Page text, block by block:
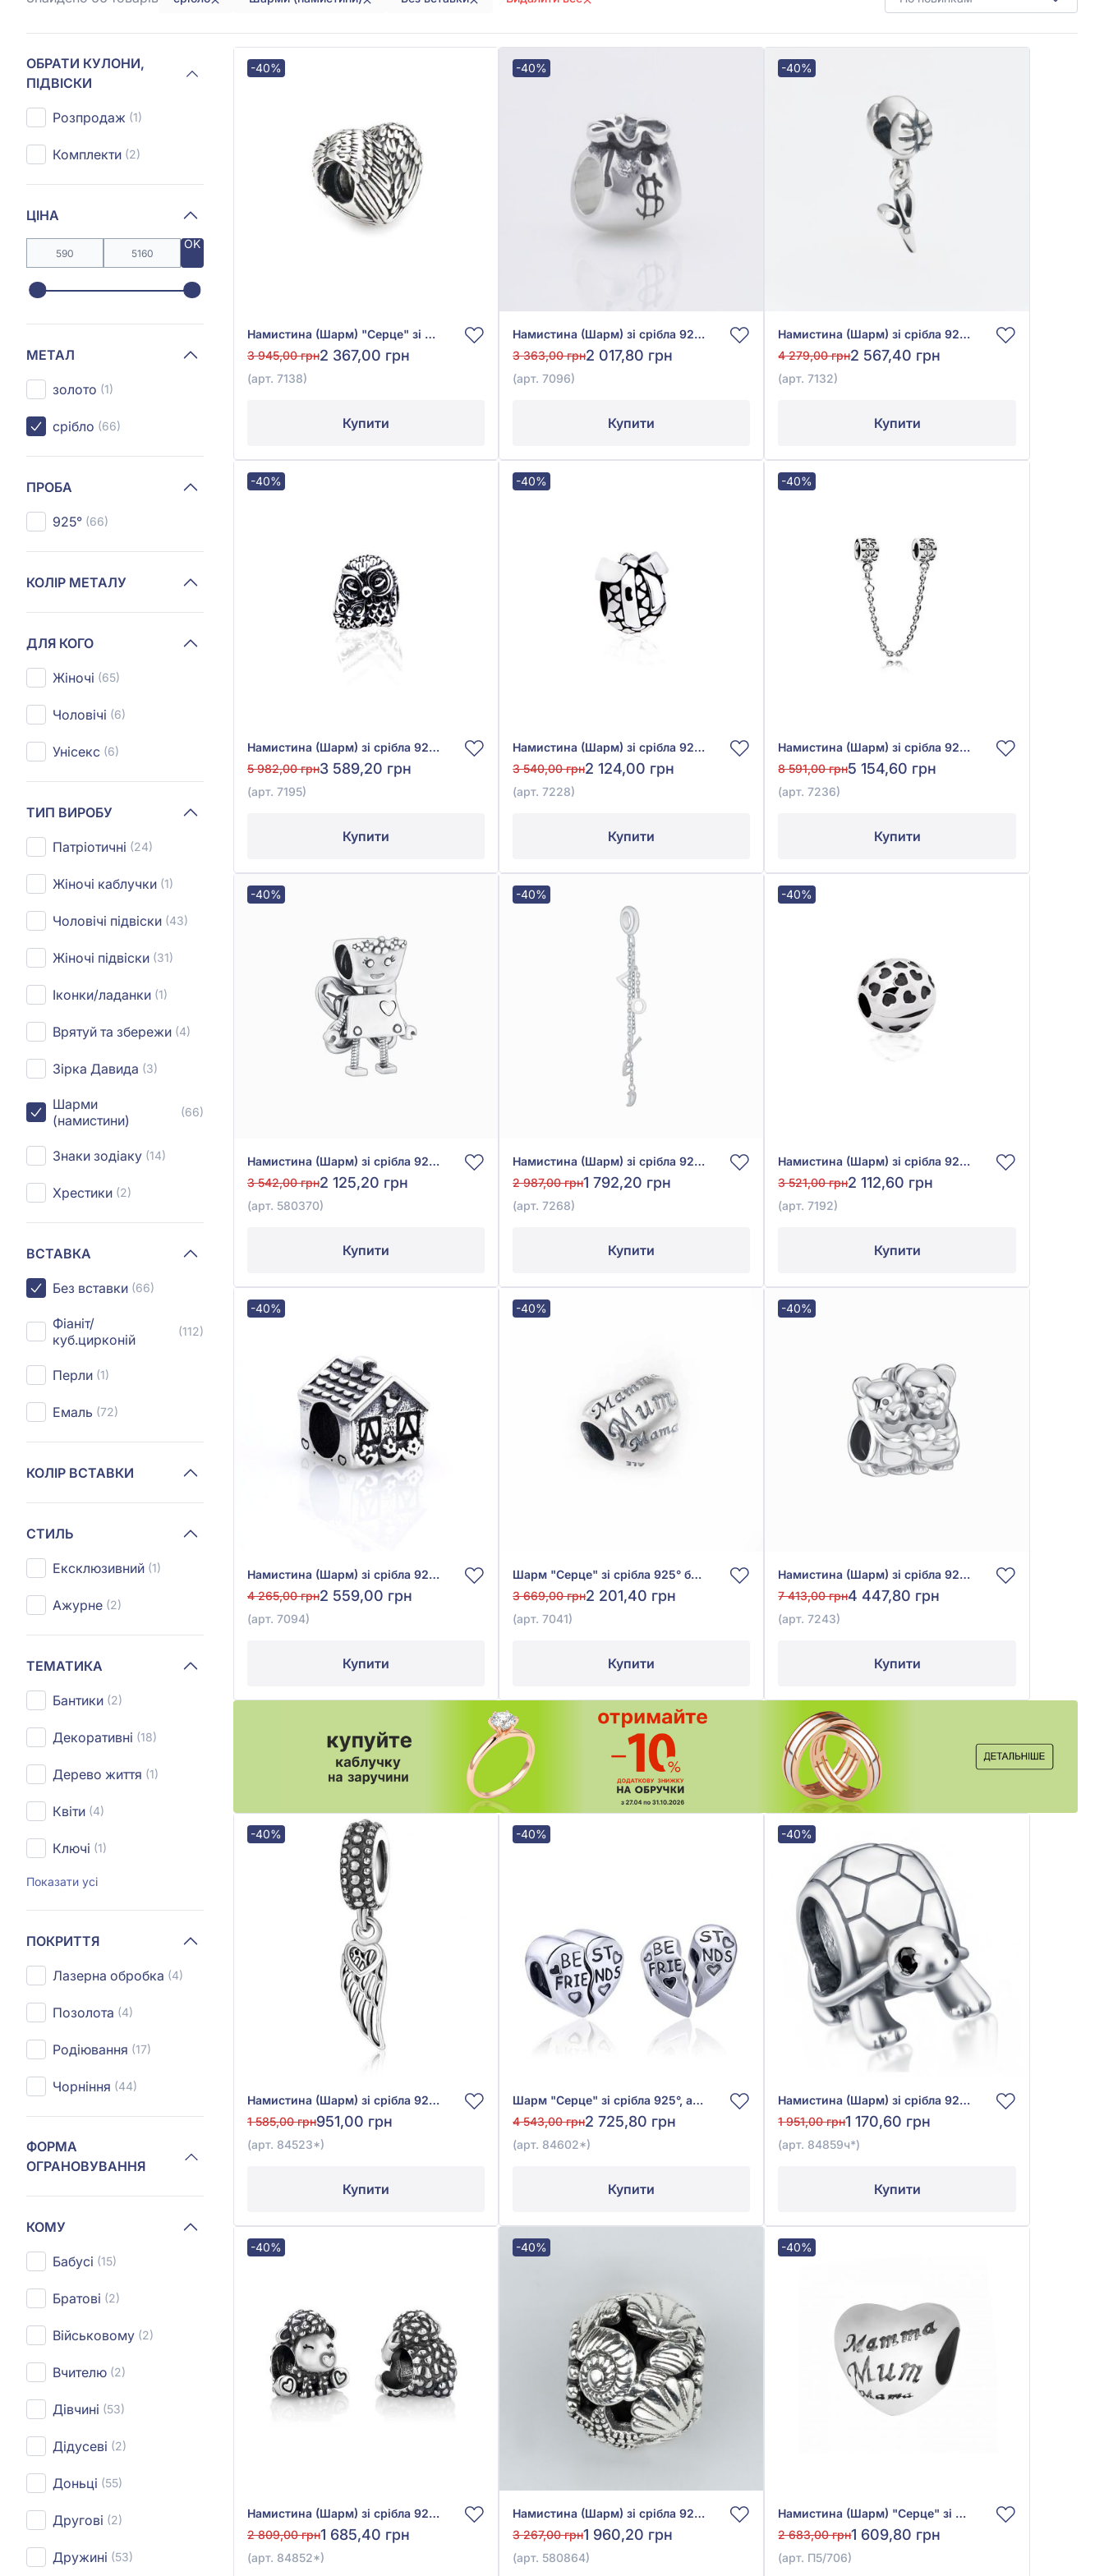
ОБРАТИ КУЛОНИ,
ПІДВІСКИ
Розпродаж (1)
Комплекти (2)
ЦІНА
OK
МЕТАЛ
золото (1)
срібло (66)
ПРОБА
925° (66)
КОЛІР МЕТАЛУ
ДЛЯ КОГО
Жіночі (65)
Чоловічі (6)
Унісекс (6)
ТИП ВИРОБУ
Патріотичні (24)
Жіночі каблучки (1)
Чоловічі підвіски (43)
Жіночі підвіски (31)
Іконки/ладанки (1)
Врятуй та збережи (4)
Зірка Давида (3)
Шарми
(намистини)
(66)
Знаки зодіаку (14)
Хрестики (2)
ВСТАВКА
Без вставки (66)
Фіаніт/
куб.цирконій
(112)
Перли (1)
Емаль (72)
КОЛІР ВСТАВКИ
СТИЛЬ
Ексклюзивний (1)
Ажурне (2)
ТЕМАТИКА
Бантики (2)
Декоративні (18)
Дерево життя (1)
Квіти (4)
Ключі (1)
Показати усі
ПОКРИТТЯ
Лазерна обробка (4)
Позолота (4)
Родіювання (17)
Чорніння (44)
ФОРМА
ОГРАНОВУВАННЯ
КОМУ
Бабусі (15)
Братові (2)
Військовому (2)
Вчителю (2)
Дівчині (53)
Дідусеві (2)
Доньці (55)
Другові (2)
Дружині (53)
-40%
Намистина (Шарм) "Серце" зі срібла 925°, без вставки, арт. 7138
3 945,00 грн2 367,00 грн
(арт. 7138)
Купити
-40%
Намистина (Шарм) зі срібла 925° без вставки, арт. 7096
3 363,00 грн2 017,80 грн
(арт. 7096)
Купити
-40%
Намистина (Шарм) зі срібла 925° без вставки, арт. 7132
4 279,00 грн2 567,40 грн
(арт. 7132)
Купити
-40%
Намистина (Шарм) зі срібла 925° без вставки, арт. 7195
5 982,00 грн3 589,20 грн
(арт. 7195)
Купити
-40%
Намистина (Шарм) зі срібла 925° без вставки, арт. 7228
3 540,00 грн2 124,00 грн
(арт. 7228)
Купити
-40%
Намистина (Шарм) зі срібла 925° без вставки, арт. 7236
8 591,00 грн5 154,60 грн
(арт. 7236)
Купити
-40%
Намистина (Шарм) зі срібла 925° без вставки, арт. 580370
3 542,00 грн2 125,20 грн
(арт. 580370)
Купити
-40%
Намистина (Шарм) зі срібла 925° без вставки, арт. 7268
2 987,00 грн1 792,20 грн
(арт. 7268)
Купити
-40%
Намистина (Шарм) зі срібла 925° без вставки, арт. 7192
3 521,00 грн2 112,60 грн
(арт. 7192)
Купити
-40%
Намистина (Шарм) зі срібла 925° без вставки, арт. 7094
4 265,00 грн2 559,00 грн
(арт. 7094)
Купити
-40%
Шарм "Серце" зі срібла 925° без вставки, арт. 7041
3 669,00 грн2 201,40 грн
(арт. 7041)
Купити
-40%
Намистина (Шарм) зі срібла 925° без вставки, арт. 7243
7 413,00 грн4 447,80 грн
(арт. 7243)
Купити
-40%
Намистина (Шарм) зі срібла 925° без вставки, арт. 84523*
1 585,00 грн951,00 грн
(арт. 84523*)
Купити
-40%
Шарм "Серце" зі срібла 925°, арт. 84602*
4 543,00 грн2 725,80 грн
(арт. 84602*)
Купити
-40%
Намистина (Шарм) зі срібла 925° без вставки, арт. 84859ч
1 951,00 грн1 170,60 грн
(арт. 84859ч*)
Купити
-40%
Намистина (Шарм) зі срібла 925° без вставки, арт. 84852*
2 809,00 грн1 685,40 грн
(арт. 84852*)
-40%
Намистина (Шарм) зі срібла 925° без вставки, арт. 580864
3 267,00 грн1 960,20 грн
(арт. 580864)
-40%
Намистина (Шарм) "Серце" зі срібла 925°, без вставки, арт. П5/706
2 683,00 грн1 609,80 грн
(арт. П5/706)